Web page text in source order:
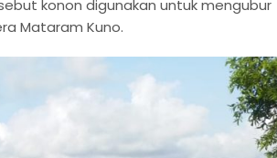
konon digunakan untuk mengubur
Mataram Kuno.